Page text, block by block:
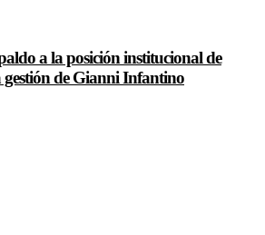
a la posición institucional de
de Gianni Infantino